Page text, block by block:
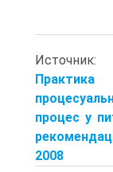
Источник:
процес у
2008